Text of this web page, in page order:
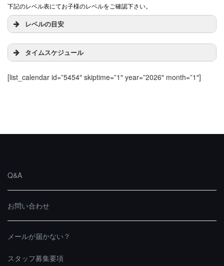
下記のレベル表にてお子様のレベルをご確認下さい。
レベルの目安
タイムスケジュール
[list_calendar id=”5454″ skiptime=”1″ year=”2026″ month=”1″]
Q&A
お問い合わせ
メールが届かない？
スタッフ募集要項